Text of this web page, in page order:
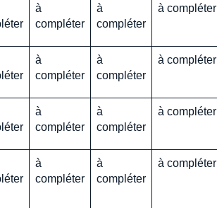
à
compléter
à
compléter
à compléter
à
compléter
à
compléter
à compléter
à
compléter
à
compléter
à compléter
à
compléter
à
compléter
à compléter